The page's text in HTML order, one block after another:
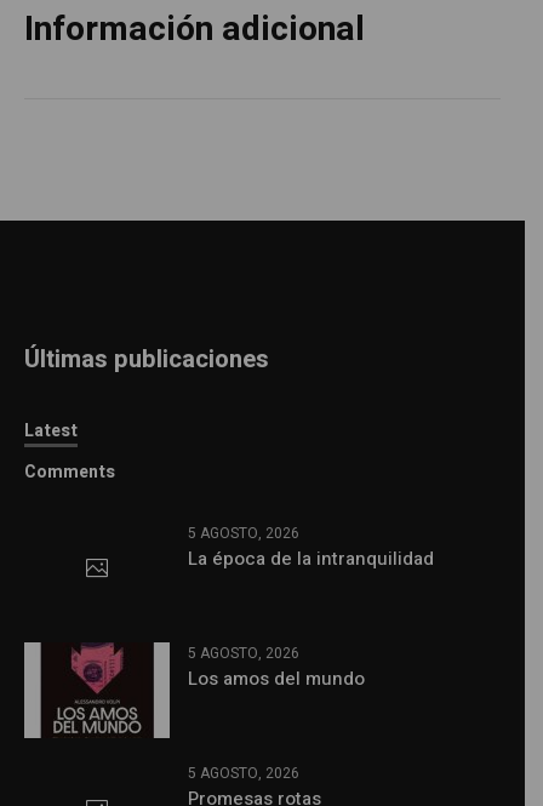
Información adicional
Últimas publicaciones
Latest
Comments
5 AGOSTO, 2026
La época de la intranquilidad
5 AGOSTO, 2026
Los amos del mundo
5 AGOSTO, 2026
Promesas rotas